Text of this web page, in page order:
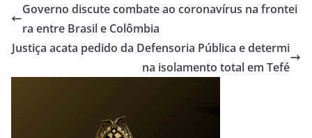
Governo discute combate ao coronavírus na frontei
ra entre Brasil e Colômbia
Justiça acata pedido da Defensoria Pública e determi
na isolamento total em Tefé